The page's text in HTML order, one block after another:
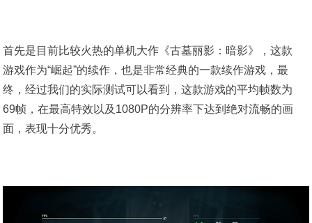
首先是目前比较火热的单机大作《古墓丽影：暗影》，这款
游戏作为“崛起”的续作，也是非常经典的一款续作游戏，最
终，经过我们的实际测试可以看到，这款游戏的平均帧数为
69帧，在最高特效以及1080P的分辨率下达到绝对流畅的画
面，表现十分优秀。